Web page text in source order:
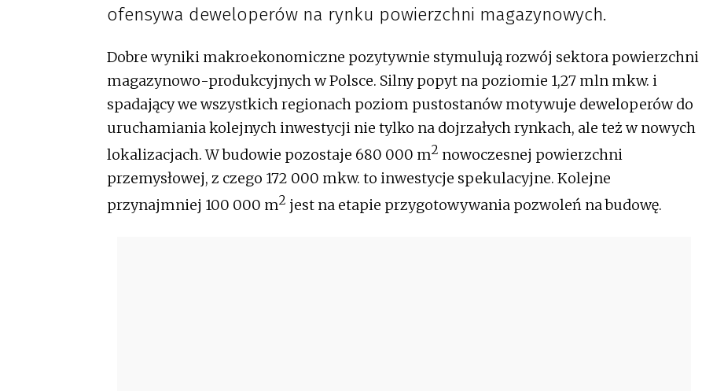
ofensywa deweloperów na rynku powierzchni magazynowych.
Dobre wyniki makroekonomiczne pozytywnie stymulują rozwój sektora powierzchni
magazynowo-produkcyjnych w Polsce. Silny popyt na poziomie 1,27 mln mkw. i
spadający we wszystkich regionach poziom pustostanów motywuje deweloperów do
uruchamiania kolejnych inwestycji nie tylko na dojrzałych rynkach, ale też w nowych
lokalizacjach. W budowie pozostaje 680 000 m2 nowoczesnej powierzchni
przemysłowej, z czego 172 000 mkw. to inwestycje spekulacyjne. Kolejne
przynajmniej 100 000 m2 jest na etapie przygotowywania pozwoleń na budowę.